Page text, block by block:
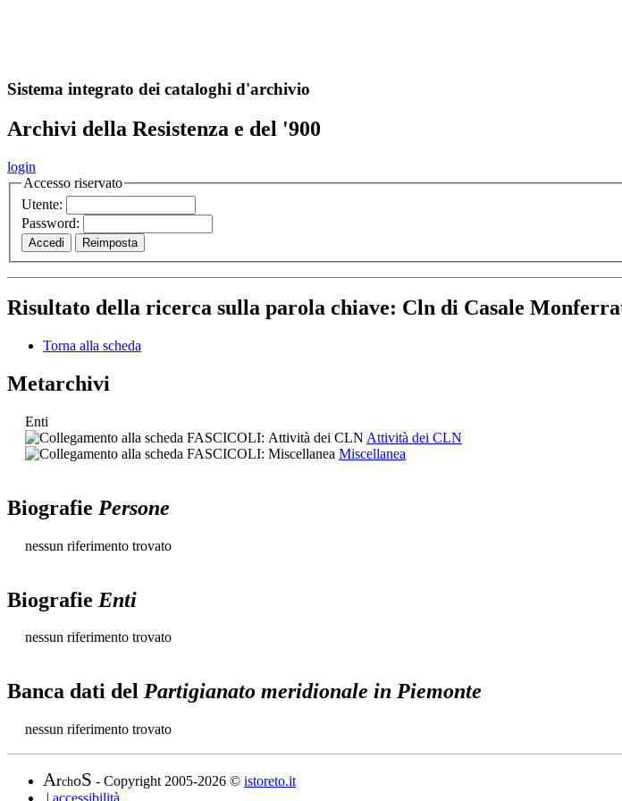
Sistema integrato dei cataloghi d'archivio
Archivi della Resistenza e del '900
login
Accesso riservato
Utente:
Password:
Risultato della ricerca sulla parola chiave: Cln di Casale
Torna alla scheda
Metarchivi
Enti
Attività dei CLN
Miscellanea
Biografie Persone
nessun riferimento trovato
Biografie Enti
nessun riferimento trovato
Banca dati del Partigianato meridionale in Piemonte
nessun riferimento trovato
ArchoS - Copyright 2005-2026 © istoreto.it